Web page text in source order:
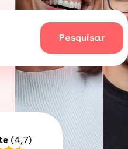
Pesquisar
(4,7)